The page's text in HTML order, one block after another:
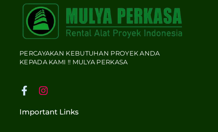
PERCAYAKAN KEBUTUHAN PROYEK ANDA
KEPADA KAMI !! MULYA PERKASA
F
c
I
s
Important Links